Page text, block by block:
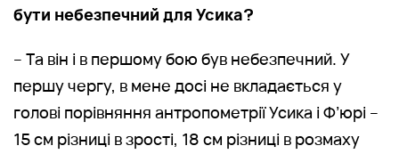
бути небезпечний для Усика?
– Та він і в першому бою був небезпечний. У
першу чергу, в мене досі не вкладається у
голові порівняння антропометрії Усика і Ф’юрі –
15 см різниці в зрості, 18 см різниці в розмаху